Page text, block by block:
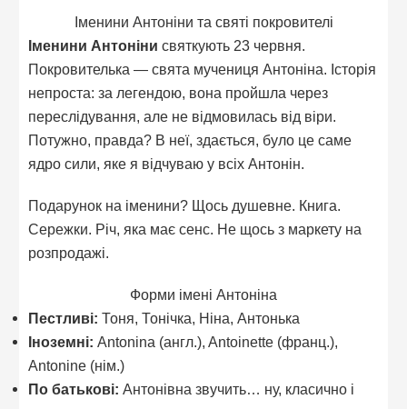
Іменини Антоніни та святі покровителі
Іменини Антоніни святкують 23 червня.
Покровителька — свята мучениця Антоніна. Історія
непроста: за легендою, вона пройшла через
переслідування, але не відмовилась від віри.
Потужно, правда? В неї, здається, було це саме
ядро сили, яке я відчуваю у всіх Антонін.
Подарунок на іменини? Щось душевне. Книга.
Сережки. Річ, яка має сенс. Не щось з маркету на
розпродажі.
Форми імені Антоніна
Пестливі: Тоня, Тонічка, Ніна, Антонька
Іноземні: Antonina (англ.), Antoinette (франц.),
Antonine (нім.)
По батькові: Антонівна звучить… ну, класично і